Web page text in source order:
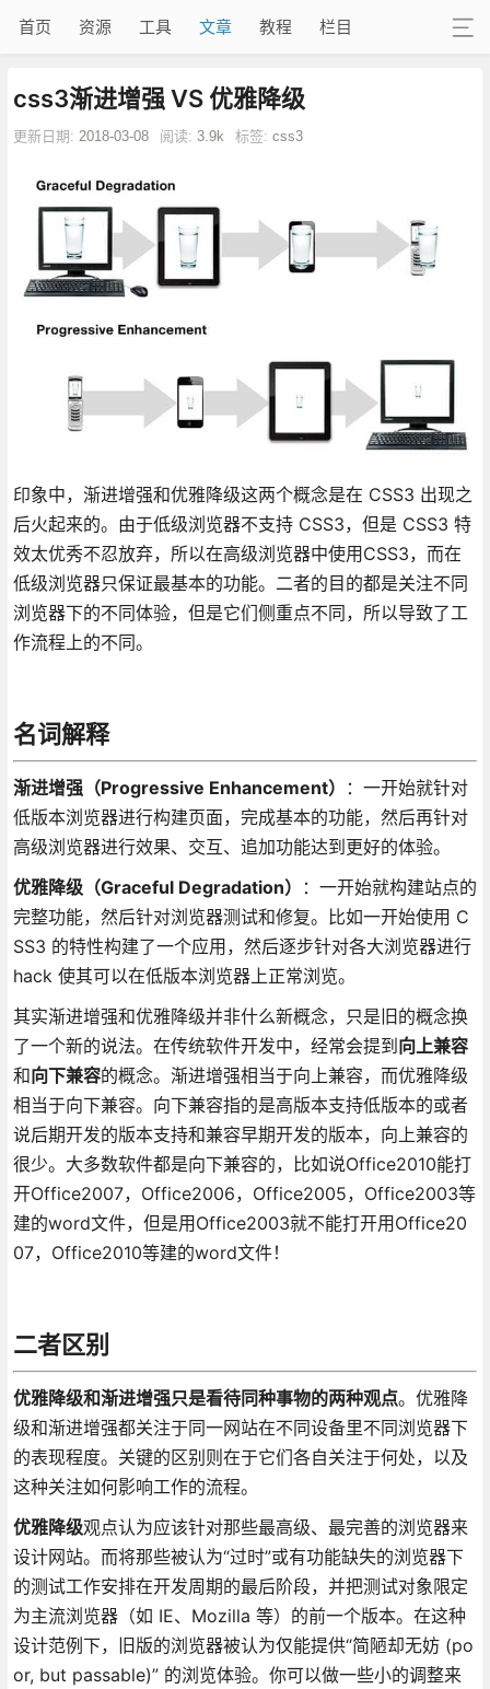
首页 资源 工具 文章 教程 栏目
css3渐进增强 VS 优雅降级
更新日期: 2018-03-08 阅读: 3.9k 标签: css3
印象中，渐进增强和优雅降级这两个概念是在 CSS3 出现之
后火起来的。由于低级浏览器不支持 CSS3，但是 CSS3 特
效太优秀不忍放弃，所以在高级浏览器中使用CSS3，而在
低级浏览器只保证最基本的功能。二者的目的都是关注不同
浏览器下的不同体验，但是它们侧重点不同，所以导致了工
作流程上的不同。
名词解释
渐进增强（Progressive Enhancement）
：一开始就针对
低版本浏览器进行构建页面，完成基本的功能，然后再针对
高级浏览器进行效果、交互、追加功能达到更好的体验。
优雅降级（Graceful Degradation）
：一开始就构建站点的
完整功能，然后针对浏览器测试和修复。比如一开始使用 C
SS3 的特性构建了一个应用，然后逐步针对各大浏览器进行
hack 使其可以在低版本浏览器上正常浏览。
其实渐进增强和优雅降级并非什么新概念，只是旧的概念换
了一个新的说法。在传统软件开发中，经常会提到向上兼容
和向下兼容的概念。渐进增强相当于向上兼容，而优雅降级
相当于向下兼容。向下兼容指的是高版本支持低版本的或者
说后期开发的版本支持和兼容早期开发的版本，向上兼容的
很少。大多数软件都是向下兼容的，比如说Office2010能打
开Office2007，Office2006，Office2005，Office2003等
建的word文件，但是用Office2003就不能打开用Office20
07，Office2010等建的word文件！
二者区别
优雅降级和渐进增强只是看待同种事物的两种观点。优雅降
级和渐进增强都关注于同一网站在不同设备里不同浏览器下
的表现程度。关键的区别则在于它们各自关注于何处，以及
这种关注如何影响工作的流程。
优雅降级观点认为应该针对那些最高级、最完善的浏览器来
设计网站。而将那些被认为“过时”或有功能缺失的浏览器下
的测试工作安排在开发周期的最后阶段，并把测试对象限定
为主流浏览器（如 IE、Mozilla 等）的前一个版本。在这种
设计范例下，旧版的浏览器被认为仅能提供“简陋却无妨 (po
or, but passable)” 的浏览体验。你可以做一些小的调整来